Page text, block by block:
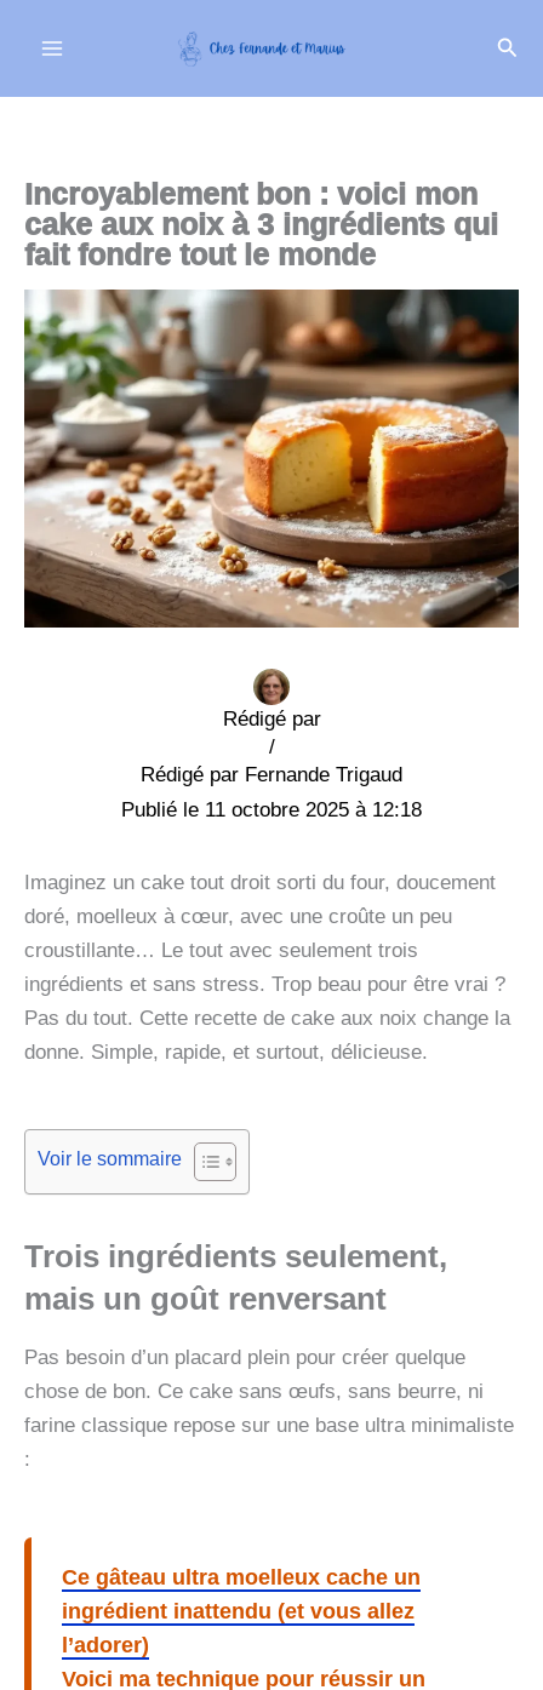
Incroyablement bon : voici mon
cake aux noix à 3 ingrédients qui
fait fondre tout le monde
Rédigé par
Fernande Trigaud
/
11 octobre 2025 à 12:18
Imaginez un cake tout droit sorti du four, doucement
doré, moelleux à cœur, avec une croûte un peu
croustillante… Le tout avec seulement trois
ingrédients et sans stress. Trop beau pour être vrai ?
Pas du tout. Cette recette de cake aux noix change la
donne. Simple, rapide, et surtout, délicieuse.
Voir le sommaire
Trois ingrédients seulement,
mais un goût renversant
Pas besoin d’un placard plein pour créer quelque
chose de bon. Ce cake sans œufs, sans beurre, ni
farine classique repose sur une base ultra minimaliste
:
Ce gâteau ultra moelleux cache un
ingrédient inattendu (et vous allez
l’adorer)
Voici ma technique pour réussir un